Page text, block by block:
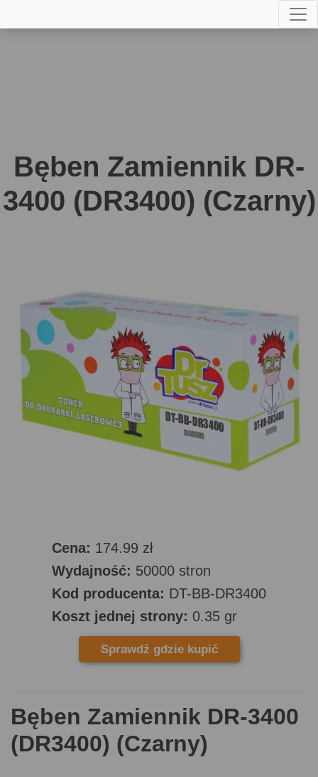
Bęben Zamiennik DR-
3400 (DR3400) (Czarny)
Cena: 174.99 zł
Wydajność: 50000 stron
Kod producenta: DT-BB-DR3400
Koszt jednej strony: 0.35 gr
Sprawdź gdzie kupić
Bęben Zamiennik DR-3400
(DR3400) (Czarny)